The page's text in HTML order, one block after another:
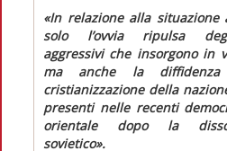
«In relazione alla
solo l’ovvia ripulsa
aggressivi che insorgono in
ma anche la
cristianizzazione della
presenti nelle recenti
orientale dopo la
sovietico».